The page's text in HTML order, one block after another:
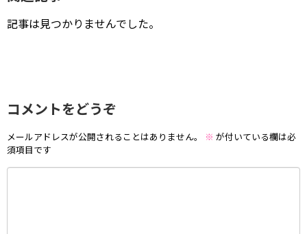
記事は見つかりませんでした。
コメントをどうぞ
メールアドレスが公開されることはありません。 ※ が付いている欄は必
須項目です